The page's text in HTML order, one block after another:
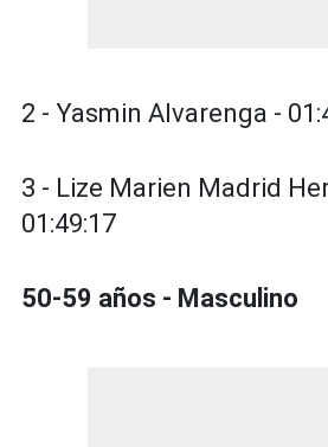
2 - Yasmin Alvarenga -
3 - Lize Marien Madrid
01:49:17
50-59 años - Masculino